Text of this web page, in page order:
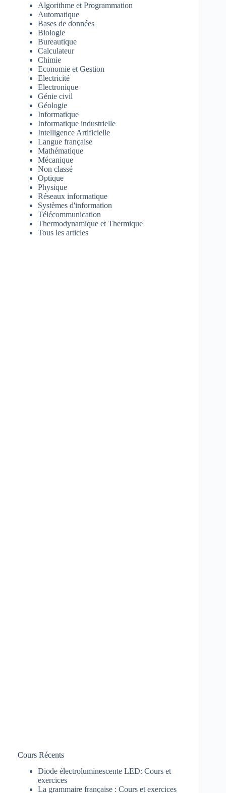
Algorithme et Programmation
Automatique
Bases de données
Biologie
Bureautique
Calculateur
Chimie
Economie et Gestion
Electricité
Electronique
Génie civil
Géologie
Informatique
Informatique industrielle
Intelligence Artificielle
Langue française
Mathématique
Mécanique
Non classé
Optique
Physique
Réseaux informatique
Systèmes d'information
Télécommunication
Thermodynamique et Thermique
Tous les articles
Cours Récents
Diode électroluminescente LED: Cours et
exercices
La grammaire française : Cours et exercices